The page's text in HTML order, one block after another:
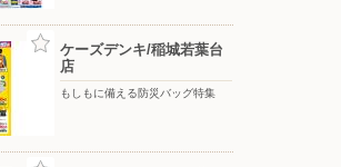
ケーズデンキ/稲城若葉台
店
もしもに備える防災バッグ特集